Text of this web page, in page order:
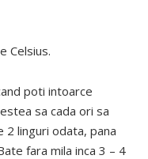
Celsius.
poti intoarce
sa cada ori sa
2 linguri odata, pana
fara mila inca 3 – 4